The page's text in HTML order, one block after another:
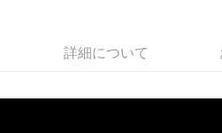
線上付款後全家取貨
詳細について